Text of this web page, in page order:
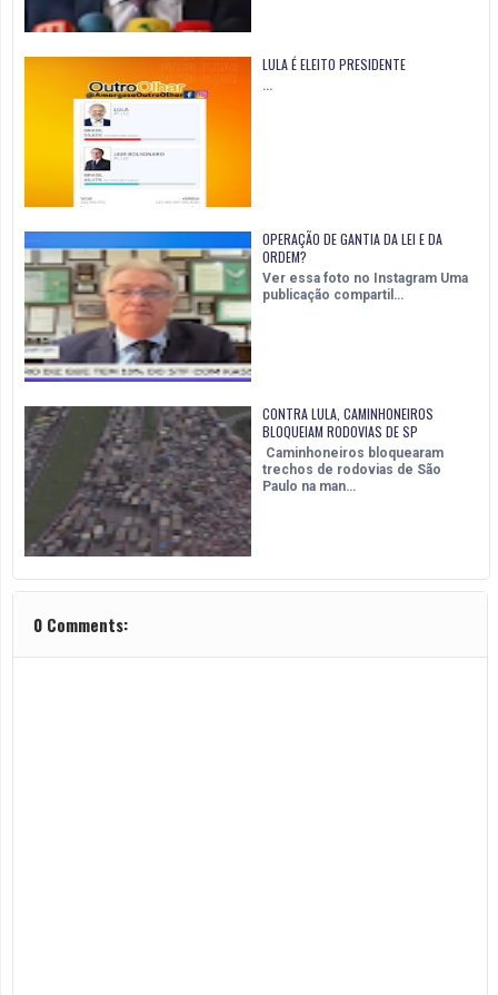
LULA É ELEITO PRESIDENTE
…
OPERAÇÃO DE GANTIA DA LEI E DA
ORDEM?
Ver essa foto no Instagram Uma
publicação compartil…
CONTRA LULA, CAMINHONEIROS
BLOQUEIAM RODOVIAS DE SP
Caminhoneiros bloquearam
trechos de rodovias de São
Paulo na man…
0 Comments: